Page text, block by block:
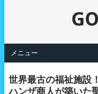
メニュー
世界最古の福祉施設
ハンザ商人が築いた